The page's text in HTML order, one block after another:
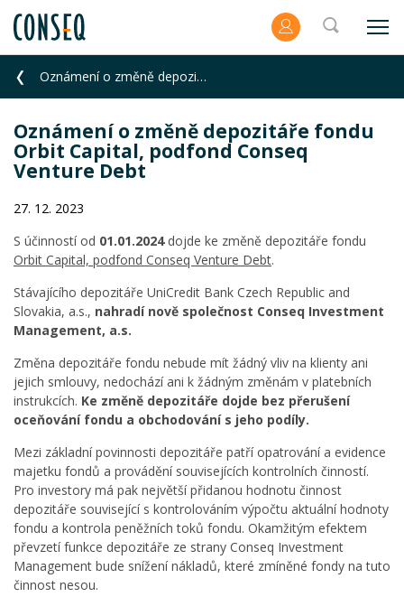
Oznámení o změně depozitáře fondu Orbit Capital, podfond Conseq Venture Debt
Oznámení o změně depozitáře fondu
Orbit Capital, podfond Conseq
Venture Debt
27. 12. 2023
S účinností od 01.01.2024dojde ke změně depozitáře fondu
Orbit Capital, podfond Conseq Venture Debt.
Stávajícího depozitáře UniCredit Bank Czech Republic and
Slovakia, a.s., nahradí nově společnost Conseq Investment
Management, a.s.
Změna depozitáře fondu nebude mít žádný vliv na klienty ani
jejich smlouvy, nedochází ani k žádným změnám v platebních
instrukcích. Ke změně depozitáře dojde bez přerušení
oceňování fondu a obchodování s jeho podíly.
Mezi základní povinnosti depozitáře patří opatrování a evidence
majetku fondů a provádění souvisejících kontrolních činností.
Pro investory má pak největší přidanou hodnotu činnost
depozitáře související s kontrolováním výpočtu aktuální hodnoty
fondu a kontrola peněžních toků fondu. Okamžitým efektem
převzetí funkce depozitáře ze strany Conseq Investment
Management bude snížení nákladů, které zmíněné fondy na tuto
činnost nesou.